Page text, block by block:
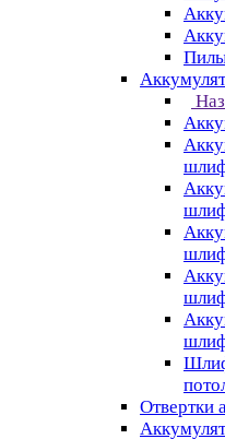
Отвертки